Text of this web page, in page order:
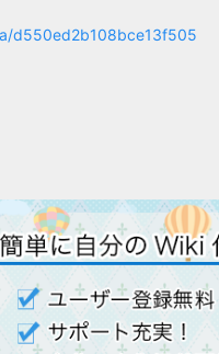
d550ed2b108bce13f505